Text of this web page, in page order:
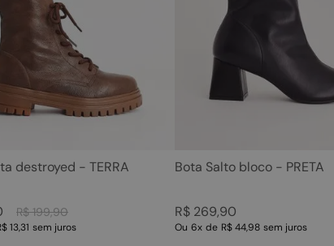
destroyed - TERRA
R$ 199,90
13,31 sem juros
Bota Salto bloco - PRETA
R$ 269,90
Ou 6x de R$ 44,98 sem juros
sandalia
tamanco
bolsa
sapatilha